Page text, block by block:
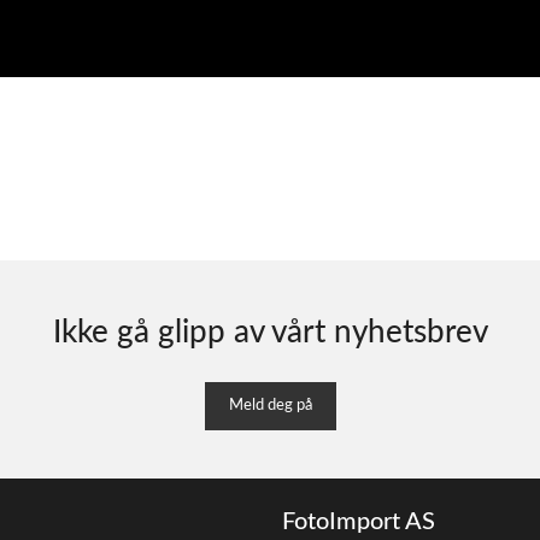
Ikke gå glipp av vårt nyhetsbrev
Meld deg på
FotoImport AS